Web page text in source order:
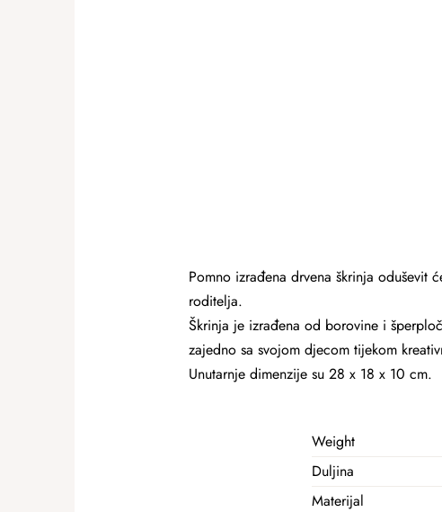
Pomno izrađena drvena škrinja
roditelja.
Škrinja je izrađena od borovine i
zajedno sa svojom djecom tijekom
Unutarnje dimenzije su 28 x 18 x 10 cm.
Weight
Duljina
Materijal